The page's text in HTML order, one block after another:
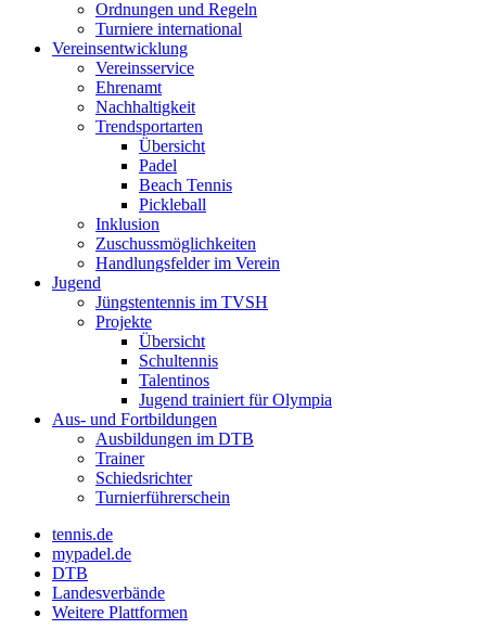
Ordnungen und Regeln
Turniere international
Vereinsentwicklung
Vereinsservice
Ehrenamt
Nachhaltigkeit
Trendsportarten
Übersicht
Padel
Beach Tennis
Pickleball
Inklusion
Zuschussmöglichkeiten
Handlungsfelder im Verein
Jugend
Jüngstentennis im TVSH
Projekte
Übersicht
Schultennis
Talentinos
Jugend trainiert für Olympia
Aus- und Fortbildungen
Ausbildungen im DTB
Trainer
Schiedsrichter
Turnierführerschein
tennis.de
mypadel.de
DTB
Landesverbände
Weitere Plattformen